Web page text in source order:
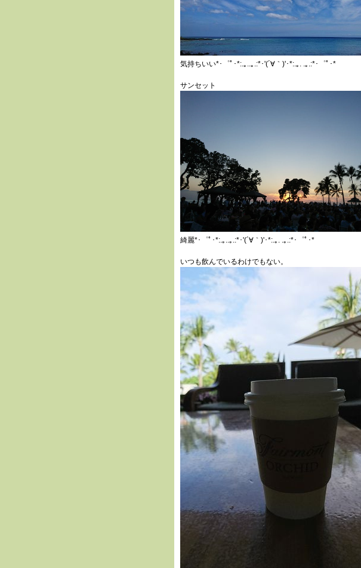
気持ちいい*･゜ﾟ･*:.｡..｡.:*･'(´∀｀)'･*:.｡. .｡.:*･゜ﾟ･*
サンセット
綺麗*･゜ﾟ･*:.｡..｡.:*･'(´∀｀)'･*:.｡. .｡.:*･゜ﾟ･*
いつも飲んでいるわけでもない。